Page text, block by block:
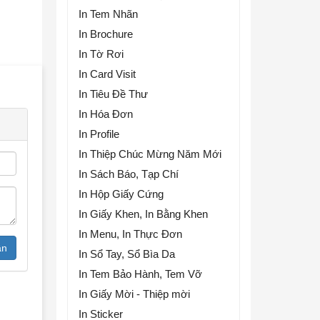
In Tem Nhãn
In Brochure
In Tờ Rơi
In Card Visit
In Tiêu Đề Thư
In Hóa Đơn
In Profile
In Thiệp Chúc Mừng Năm Mới
In Sách Báo, Tạp Chí
In Hộp Giấy Cứng
In Giấy Khen, In Bằng Khen
In Menu, In Thực Đơn
In Sổ Tay, Sổ Bìa Da
In Tem Bảo Hành, Tem Vỡ
In Giấy Mời - Thiệp mời
In Sticker